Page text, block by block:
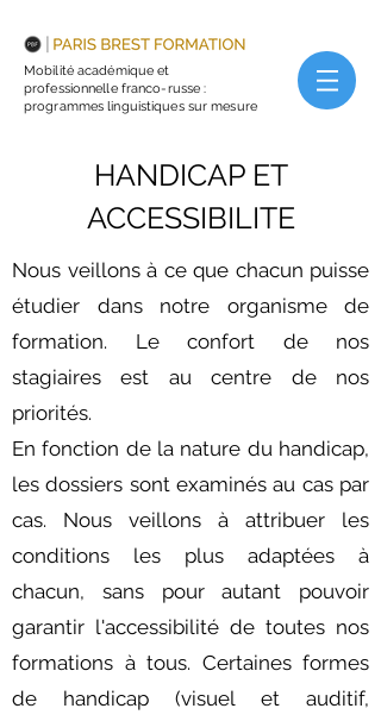
Mobilité académique et
professionnelle franco-russe :
programmes linguistiques sur mesure
HANDICAP ET
ACCESSIBILITE
Nous veillons à ce que chacun puisse
étudier dans notre organisme de
formation. Le confort de nos
stagiaires est au centre de nos
priorités.
En fonction de la nature du handicap,
les dossiers sont examinés au cas par
cas. Nous veillons à attribuer les
conditions les plus adaptées à
chacun, sans pour autant pouvoir
garantir l'accessibilité de toutes nos
formations à tous. Certaines formes
de handicap (visuel et auditif,